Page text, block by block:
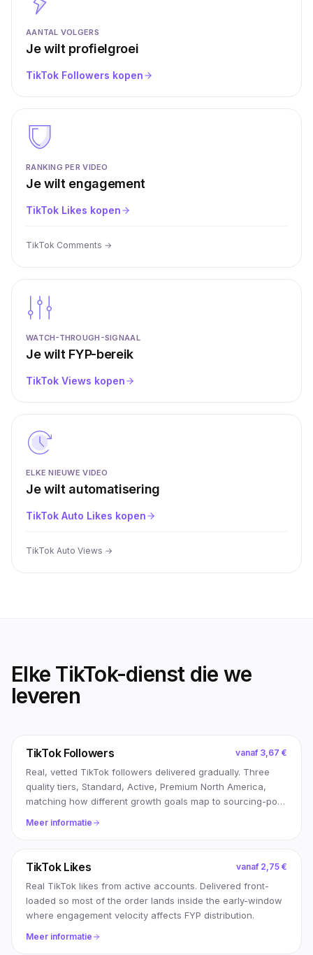
AANTAL VOLGERS
Je wilt profielgroei
TikTok Followers kopen
RANKING PER VIDEO
Je wilt engagement
TikTok Likes kopen
TikTok Comments →
WATCH-THROUGH-SIGNAAL
Je wilt FYP-bereik
TikTok Views kopen
ELKE NIEUWE VIDEO
Je wilt automatisering
TikTok Auto Likes kopen
TikTok Auto Views →
Elke TikTok-dienst die we
leveren
TikTok Followers vanaf 3,67 €
Real, vetted TikTok followers delivered gradually. Three
quality tiers, Standard, Active, Premium North America,
matching how different growth goals map to sourcing-pool
Meer informatie
TikTok Likes vanaf 2,75 €
Real TikTok likes from active accounts. Delivered front-
loaded so most of the order lands inside the early-window
where engagement velocity affects FYP distribution.
Meer informatie